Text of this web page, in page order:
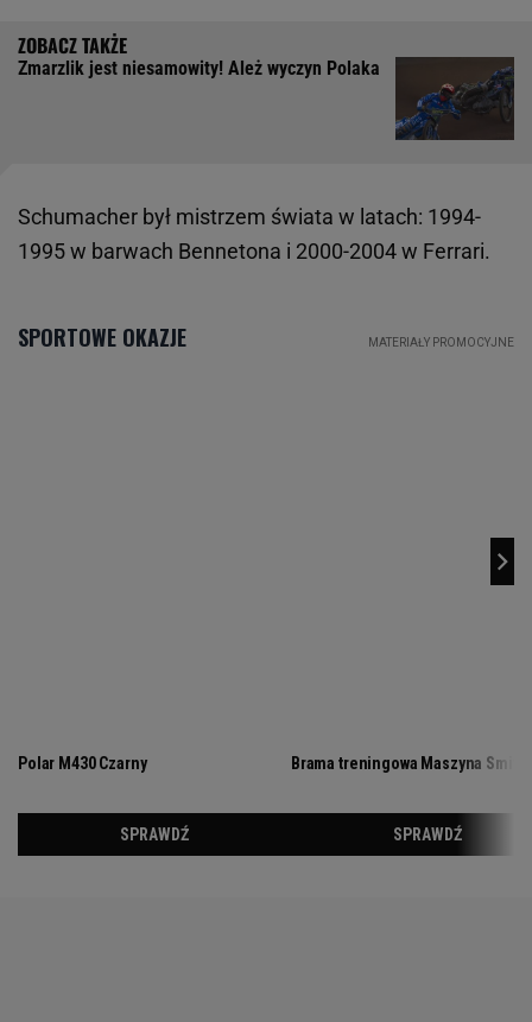
Zmarzlik jest niesamowity! Ależ wyczyn Polaka
Schumacher był mistrzem świata w latach: 1994-
1995 w barwach Bennetona i 2000-2004 w Ferrari.